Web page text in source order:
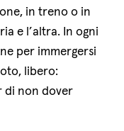
in treno o in
e l’altra. In ogni
per immergersi
libero:
di non dover